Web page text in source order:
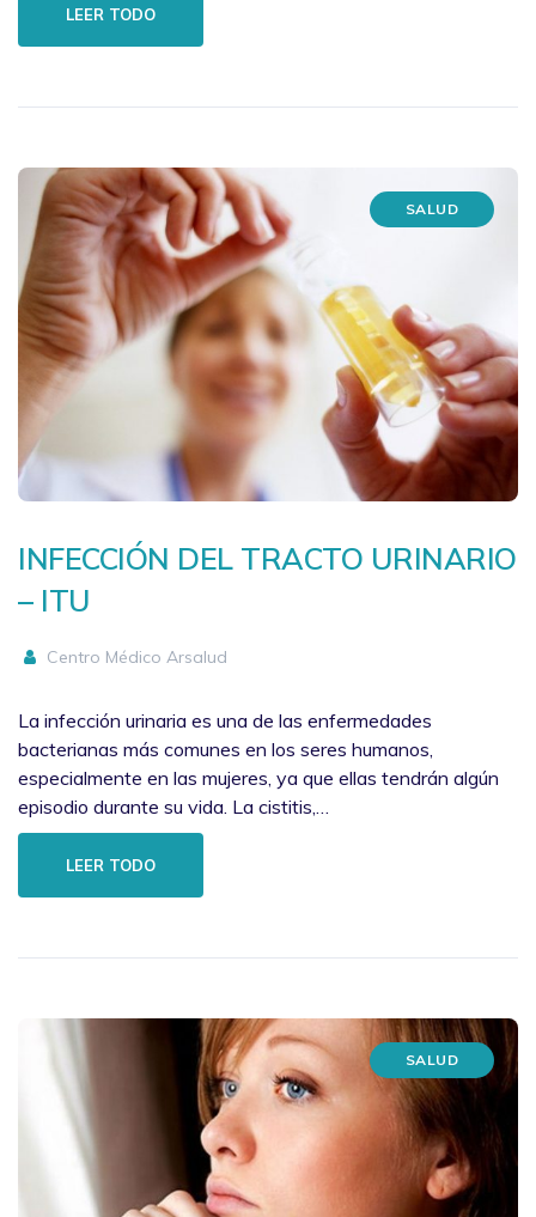
LEER TODO
SALUD
INFECCIÓN DEL TRACTO URINARIO
– ITU
Centro Médico Arsalud
La infección urinaria es una de las enfermedades
bacterianas más comunes en los seres humanos,
especialmente en las mujeres, ya que ellas tendrán algún
episodio durante su vida. La cistitis,…
LEER TODO
SALUD